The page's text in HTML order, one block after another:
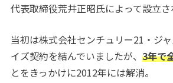
代表取締役荒井正昭氏によって設立さ
当初は株式会社センチュリー21・ジ
イズ契約を結んでいましたが、 3年で
とをきっかけに2012年には解消。